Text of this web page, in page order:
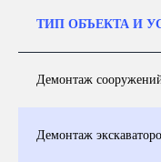
ТИП ОБЪЕКТА И
Демонтаж
Демонтаж